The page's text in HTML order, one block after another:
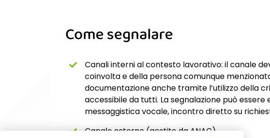
Come segnalare
Canali interni al contesto lavorativo: il canale
coinvolta e della persona comunque
documentazione anche tramite l’utilizzo della
accessibile da tutti. La segnalazione può
messaggistica vocale, incontro diretto su
Canale esterno (gestito da ANAC)